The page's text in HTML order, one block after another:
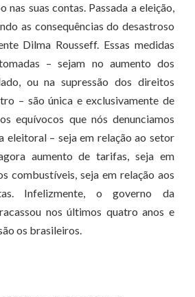
nas suas contas. Passada a eleição,
as consequências do desastroso
Dilma Rousseff. Essas medidas
– sejam no aumento dos
ou na supressão dos direitos
– são única e exclusivamente de
equívocos que nós denunciamos
eleitoral – seja em relação ao setor
aumento de tarifas, seja em
combustíveis, seja em relação aos
Infelizmente, o governo da
nos últimos quatro anos e
os brasileiros.